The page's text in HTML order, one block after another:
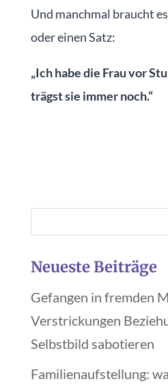
Und manchmal braucht
oder einen Satz:
„Ich habe die Frau vor
trägst sie immer noch.“
Neueste Beiträge
Gefangen in fremden
Verstrickungen
Selbstbild sabotieren
Familienaufstellung: